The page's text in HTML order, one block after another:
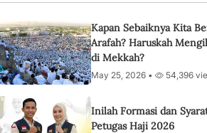
Kapan Sebaiknya Kita
Arafah? Haruskah
di Mekkah?
May 25, 2026 • 54,396
Inilah Formasi dan
Petugas Haji 2026